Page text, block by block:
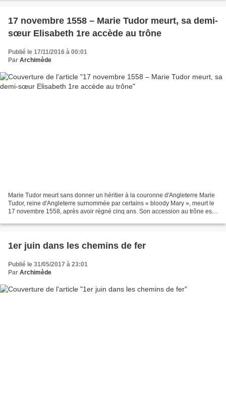
17 novembre 1558 – Marie Tudor meurt, sa demi-
sœur Elisabeth 1re accède au trône
Publié le 17/11/2016 à 00:01
Par Archimède
Marie Tudor meurt sans donner un héritier à la couronne d'Angleterre Marie
Tudor, reine d'Angleterre surnommée par certains « bloody Mary », meurt le
17 novembre 1558, après avoir régné cinq ans. Son accession au trône est
1er juin dans les chemins de fer
Publié le 31/05/2017 à 23:01
Par Archimède